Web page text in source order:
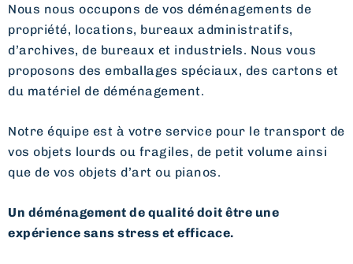
Nous nous occupons de vos déménagements de
propriété, locations, bureaux administratifs,
d’archives, de bureaux et industriels. Nous vous
proposons des emballages spéciaux, des cartons et
du matériel de déménagement.
Notre équipe est à votre service pour le transport de
vos objets lourds ou fragiles, de petit volume ainsi
que de vos objets d’art ou pianos.
Un déménagement de qualité doit être une
expérience sans stress et efficace.